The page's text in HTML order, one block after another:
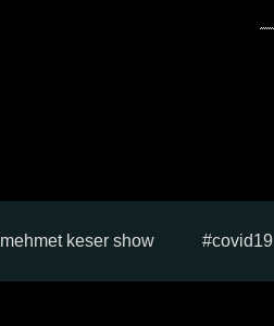
mehmet keser show covid19